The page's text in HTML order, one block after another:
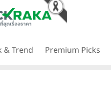
& Trend Premium Picks